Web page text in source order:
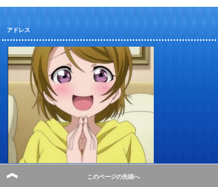
アドレス
Author：勇者メンマ＠スクフェスラブライバー
このページの先頭へ